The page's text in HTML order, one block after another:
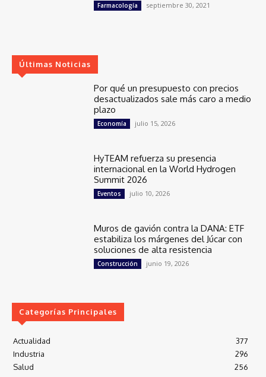
Farmacología septiembre 30, 2021
Últimas Noticias
Por qué un presupuesto con precios
desactualizados sale más caro a medio
plazo
Economía julio 15, 2026
HyTEAM refuerza su presencia
internacional en la World Hydrogen
Summit 2026
Eventos julio 10, 2026
Muros de gavión contra la DANA: ETF
estabiliza los márgenes del Júcar con
soluciones de alta resistencia
Construcción junio 19, 2026
Categorías Principales
Actualidad
377
Industria
296
Salud
256